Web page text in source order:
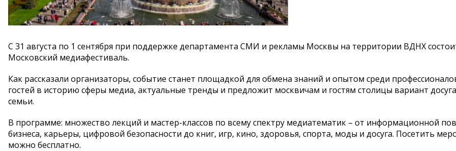
С 31 августа по 1 сентября при поддержке департамента СМИ и рекламы Москвы на территории ВДНХ
Московский медиафестиваль.
Как рассказали организаторы, событие станет площадкой для обмена знаний и опытом среди
гостей в историю сферы медиа, актуальные тренды и предложит москвичам и гостям столицы вариант
семьи.
В программе: множество лекций и мастер-классов по всему спектру медиатематик – от информационной
бизнеса, карьеры, цифровой безопасности до книг, игр, кино, здоровья, спорта, моды и досуга. Посетить
можно бесплатно.